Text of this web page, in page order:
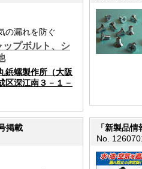
の漏れを防ぐ
ップボルト、シ
鋲螺製作所（大阪
区深江南３－１－
掲載
「新製品
No.